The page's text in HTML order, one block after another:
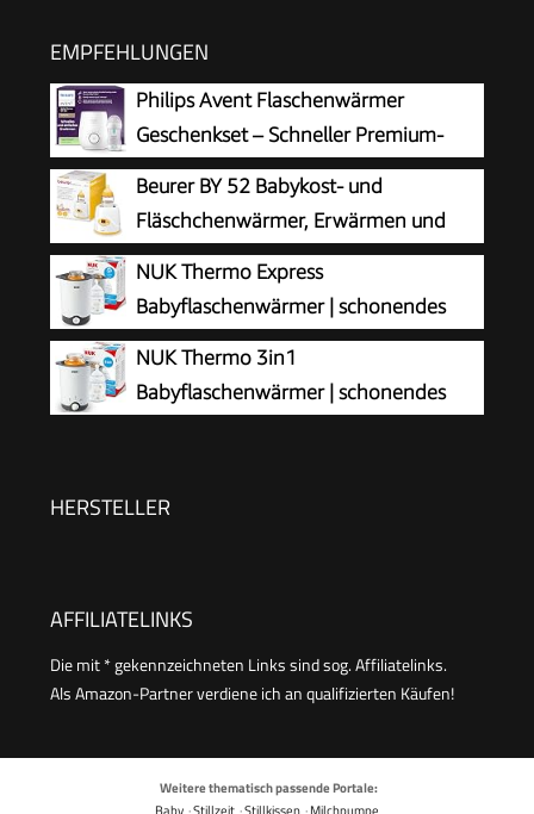
EMPFEHLUNGEN
Philips Avent Flaschenwärmer
Geschenkset – Schneller Premium-
Flaschenwärmer und Natural Response
Babyflasche, intelligente Temperaturregelung,
automatische Abschaltung, Auftaufunktion,
SCF358/10
Beurer BY 52 Babykost- und
Fläschchenwärmer, Erwärmen und
Warmhalten von Babynahrung, 8
Minuten Aufwärmzeit, digitale
Temperaturanzeige, passend für alle
handelsüblichen Babyflaschen, 1 Stück
NUK Thermo Express
Babyflaschenwärmer | schonendes
Erwärmen von flüssiger und
breiförmiger Nahrung in 90 Sekunden |
automatische Abschaltung | Korb zum einfachen
NUK Thermo 3in1
Babyflaschenwärmer | schonendes
zum einfachen Herausnehmen | EU-Stecker
HERSTELLER
AFFILIATELINKS
Die mit * gekennzeichneten Links sind sog. Affiliatelinks.
Als Amazon-Partner verdiene ich an qualifizierten Käufen!
Weitere thematisch passende Portale:
Baby ·Stillzeit ·Stillkissen ·Milchpumpe